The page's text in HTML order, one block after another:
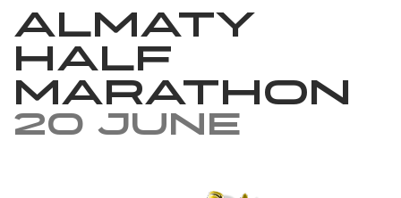
Almaty
Half
Marathon
20 June